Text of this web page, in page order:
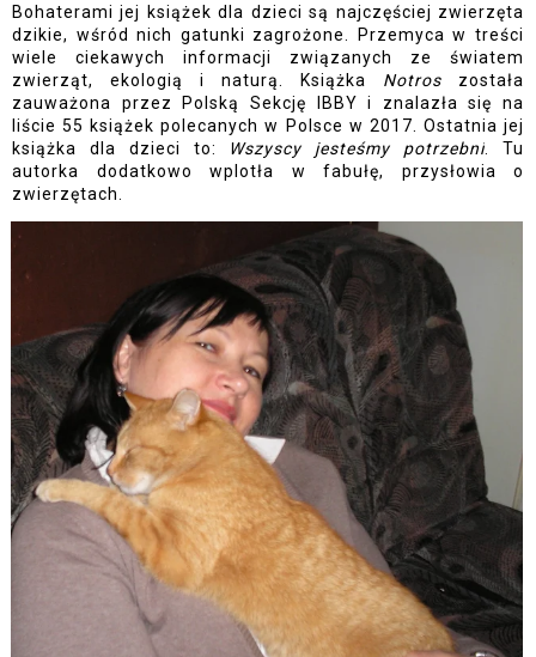
Bohaterami jej książek dla dzieci są najczęściej zwierzęta
dzikie, wśród nich gatunki zagrożone. Przemyca w treści
wiele ciekawych informacji związanych ze światem
zwierząt, ekologią i naturą. Książka Notros została
zauważona przez Polską Sekcję IBBY i znalazła się na
liście 55 książek polecanych w Polsce w 2017. Ostatnia jej
książka dla dzieci to: Wszyscy jesteśmy potrzebni . Tu
autorka dodatkowo wplotła w fabułę, przysłowia o
zwierzętach.